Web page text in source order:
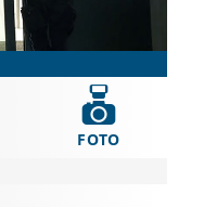
FOTO